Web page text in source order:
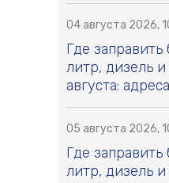
04 августа 2026,
Где
литр, дизель
августа:
05 августа 2026,
Где
литр, дизель